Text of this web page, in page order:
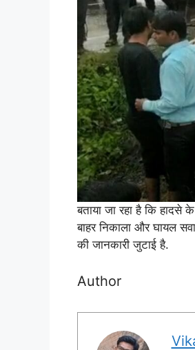
बताया जा रहा है कि हादसे
बाहर निकाला और घायल
की जानकारी जुटाई है.
Author